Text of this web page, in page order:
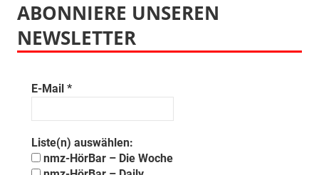
ABONNIERE UNSEREN
NEWSLETTER
E-Mail *
Liste(n) auswählen:
nmz-HörBar – Die Woche